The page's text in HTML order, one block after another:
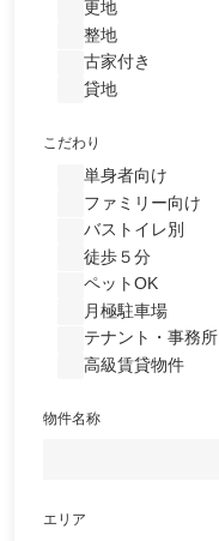
更地
整地
古家付き
貸地
こだわり
単身者向け
ファミリー向け
バストイレ別
徒歩５分
ペットOK
月極駐車場
テナント・事務所
高級賃貸物件
物件名称
エリア